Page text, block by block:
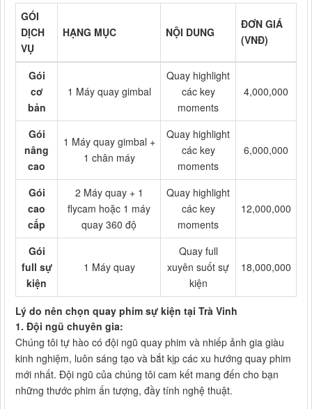
GÓI
DỊCH
VỤ
HẠNG MỤC NỘI DUNG
ĐƠN GIÁ
(VNĐ)
Gói
cơ
bản
1 Máy quay gimbal
Quay highlight
các key
moments
4,000,000
Gói
nâng
cao
1 Máy quay gimbal +
1 chân máy
Quay highlight
các key
moments
6,000,000
Gói
cao
cấp
2 Máy quay + 1
flycam hoặc 1 máy
quay 360 độ
Quay highlight
các key
moments
12,000,000
Gói
full sự
kiện
1 Máy quay
Quay full
xuyên suốt sự
kiện
18,000,000
Lý do nên chọn quay phim sự kiện tại Trà Vinh
1. Đội ngũ chuyên gia:
Chúng tôi tự hào có đội ngũ quay phim và nhiếp ảnh gia giàu
kinh nghiệm, luôn sáng tạo và bắt kịp các xu hướng quay phim
mới nhất. Đội ngũ của chúng tôi cam kết mang đến cho bạn
những thước phim ấn tượng, đầy tính nghệ thuật.